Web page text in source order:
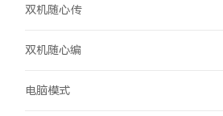
双机随心传
双机随心编
电脑模式